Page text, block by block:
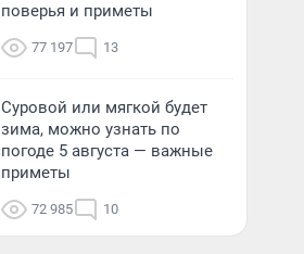
поверья и приметы
77 197 13
Суровой или мягкой будет
зима, можно узнать по
погоде 5 августа — важные
приметы
72 985 10